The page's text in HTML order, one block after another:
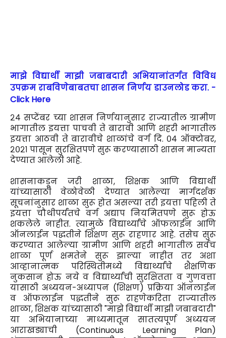
माझे विद्यार्थी माझी जबाबदारी अभियानांतर्गत विविध
उपक्रम राबविणेबाबतचा शासन निर्णय डाउनलोड करा. -
Click Here
२४ सप्टेंबर च्या शासन निर्णयानुसार राज्यातील ग्रामीण
भागातील इयत्ता पाचवी ते बारावी आणि शहरी भागातील
इयत्ता आठवी ते बारावीचे शाळांचे वर्ग दि. ०४ ऑक्टोबर,
२०२१ पासून सुरक्षितपणे सुरू करण्यासाठी शासन मान्यता
देण्यात आलेली आहे.
शासनाकडून जरी शाळा, शिक्षक आणि विद्यार्थी
यांच्यासाठी वेळोवेळी देण्यात आलेल्या मार्गदर्शक
सूचनांनुसार शाळा सुरू होत असल्या तरी इयत्ता पहिली ते
इयत्ता चौथीपर्यंतचे वर्ग अद्याप नियमितपणे सुरू होऊ
शकलेले नाहीत. त्यामुळे विद्यार्थ्यांचे ऑफलाईन आणि
ऑनलाईन पद्धतीने शिक्षण सुरू राहणार आहे. तसेच सुरू
करण्यात आलेल्या ग्रामीण आणि शहरी भागातील सर्वच
शाळा पूर्ण क्षमतेने सुरू झाल्या नाहीत तर अशा
आव्हानात्मक परिस्थितीमध्ये विद्यार्थ्यांचे शैक्षणिक
नुकसान होऊ नये व विद्यार्थ्यांची सुरक्षितता व गुणवत्ता
यासाठी अध्ययन-अध्यापन (शिक्षण) प्रक्रिया ऑनलाईन
व ऑफलाईन पद्धतीने सुरू राहणेकरिता राज्यातील
शाळा, शिक्षक यांच्यासाठी "माझे विद्यार्थी माझी जबाबदारी"
या अभियानाच्या माध्यमातून सातत्यपूर्ण अध्ययन
आराखड्याची (Continuous Learning Plan)